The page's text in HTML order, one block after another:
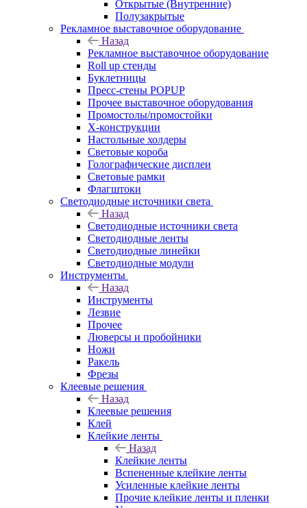
Открытые (Внутренние)
Полузакрытые
Рекламное выставочное оборудование
Назад
Рекламное выставочное оборудование
Roll up стенды
Буклетницы
Пресс-стены POPUP
Прочее выставочное оборудования
Промостолы/промостойки
Х-конструкции
Настольные холдеры
Световые короба
Голографические дисплеи
Световые рамки
Флагштоки
Светодиодные источники света
Назад
Светодиодные источники света
Светодиодные ленты
Светодиодные линейки
Светодиодные модули
Инструменты
Назад
Инструменты
Лезвие
Прочее
Люверсы и пробойники
Ножи
Ракель
Фрезы
Клеевые решения
Назад
Клеевые решения
Клей
Клейкие ленты
Назад
Клейкие ленты
Вспененные клейкие ленты
Усиленные клейкие ленты
Прочие клейкие ленты и пленки